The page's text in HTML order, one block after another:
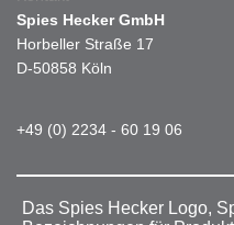
Spies Hecker GmbH
Horbeller Straße 17
D-50858 Köln
+49 (0) 2234 - 60 19 06
Das Spies Hecker Logo,